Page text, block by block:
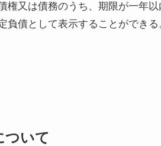
又は債務のうち、期限が一年
債として表示することができる
ついて